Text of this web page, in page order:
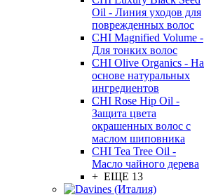
Oil - Линия уходов для
поврежденных волос
CHI Magnified Volume -
Для тонких волос
CHI Olive Organics - На
основе натуральных
ингредиентов
CHI Rose Hip Oil -
Защита цвета
окрашенных волос с
маслом шиповника
CHI Tea Tree Oil -
Масло чайного дерева
+ ЕЩЕ 13